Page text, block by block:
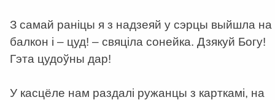
З самай раніцы я з надзеяй у сэрцы выйшла на
балкон і – цуд! – свяціла сонейка. Дзякуй Богу!
Гэта цудоўны дар!
У касцёле нам раздалі ружанцы з карткамі, на